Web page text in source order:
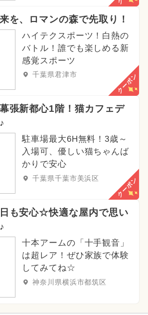
を、ロマンの森で先取り！
ハイテクスポーツ！白熱の
バトル！誰でも楽しめる新
感覚スポーツ
千葉県君津市 クーポン
張新都心1階！猫カフェデ
駐車場最大6H無料！3歳～
入場可、優しい猫ちゃんば
かりで安心
千葉県千葉市美浜区 クーポン
も安心☆快適な屋内で思い
十本アームの「十手観音」
は超レア！ぜひ家族で体験
してみてね☆
神奈川県横浜市都筑区